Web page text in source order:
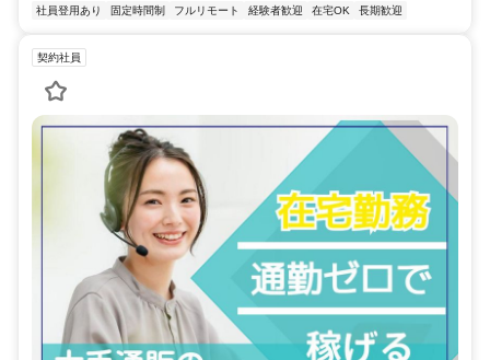
社員登用あり 固定時間制 フルリモート 経験者歓迎 在宅OK 長期歓迎
契約社員